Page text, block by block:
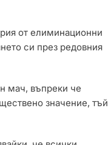
от елиминационни
си през редовния
мач, въпреки че
значение, тъй